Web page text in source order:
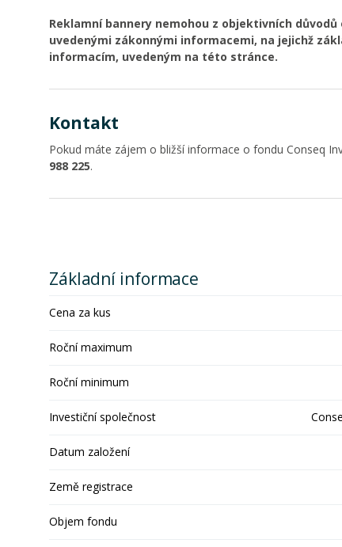
Reklamní bannery nemohou z objektivních
uvedenými zákonnými informacemi, na jejichž
informacím, uvedeným na této stránce.
Kontakt
Pokud máte zájem o bližší informace o fondu Conseq
988 225.
Základní informace
Cena za kus
Roční maximum
Roční minimum
Investiční společnost
Datum založení
Země registrace
Objem fondu